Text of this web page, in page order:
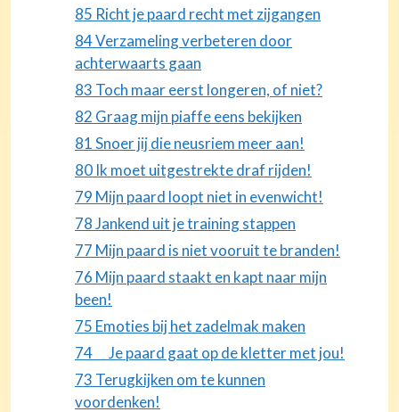
85 Richt je paard recht met zijgangen
84 Verzameling verbeteren door
achterwaarts gaan
83 Toch maar eerst longeren, of niet?
82 Graag mijn piaffe eens bekijken
81 Snoer jij die neusriem meer aan!
80 Ik moet uitgestrekte draf rijden!
79 Mijn paard loopt niet in evenwicht!
78 Jankend uit je training stappen
77 Mijn paard is niet vooruit te branden!
76 Mijn paard staakt en kapt naar mijn
been!
75 Emoties bij het zadelmak maken
74 Je paard gaat op de kletter met jou!
73 Terugkijken om te kunnen
voordenken!